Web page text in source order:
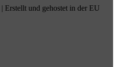
Erstellt und gehostet in der EU